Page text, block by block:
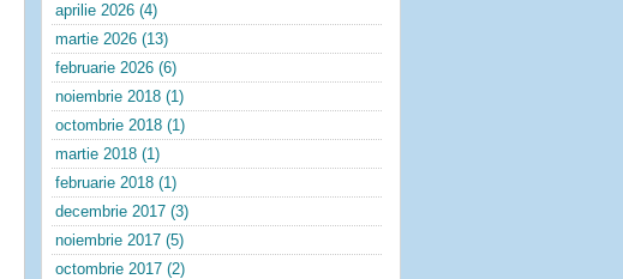
aprilie 2026 (4)
martie 2026 (13)
februarie 2026 (6)
noiembrie 2018 (1)
octombrie 2018 (1)
martie 2018 (1)
februarie 2018 (1)
decembrie 2017 (3)
noiembrie 2017 (5)
octombrie 2017 (2)